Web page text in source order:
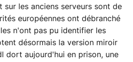
sur les anciens serveurs sont de
européennes ont débranché
n'ont pas pu identifier les
désormais la version miroir
dort aujourd'hui en prison, une